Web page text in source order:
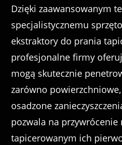
Dzięki zaawansowanym
specjalistycznemu
ekstraktory do prania
profesjonalne firmy
mogą skutecznie
zarówno powierzchniowe,
osadzone
pozwala na przywrócenie
tapicerowanym ich